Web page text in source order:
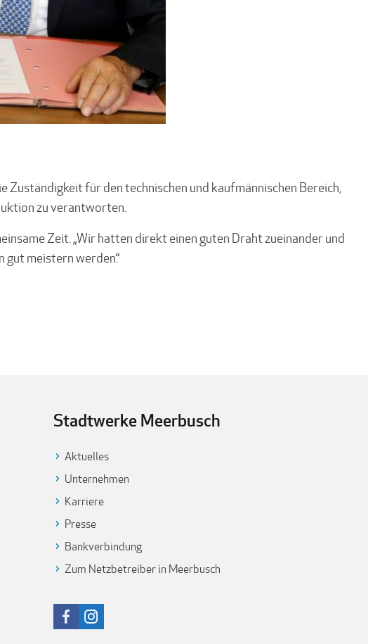
für den technischen und kaufmännischen Bereich,
zu verantworten.
Zeit. „Wir hatten direkt einen guten Draht zueinander und
gut meistern werden.“
Stadtwerke Meerbusch
Aktuelles
Unternehmen
Karriere
Presse
Bankverbindung
Zum Netzbetreiber in Meerbusch